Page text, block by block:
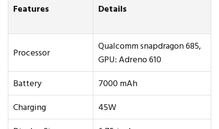
Features Details
Processor
Qualcomm snapdragon 685,
GPU: Adreno 610
Battery
7000 mAh
Charging
45W